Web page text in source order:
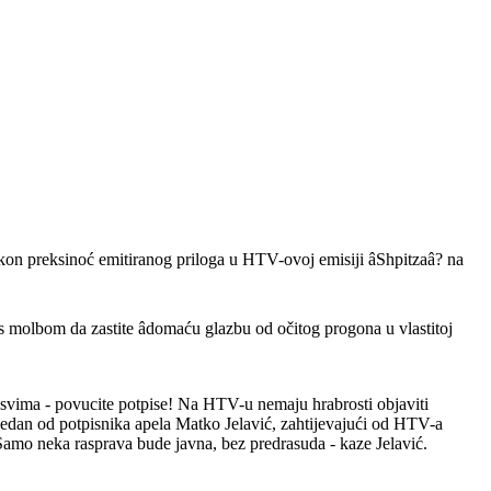
emitiranog priloga u HTV-ovoj emisiji âShpitzaâ? na
da zastite âdomaću glazbu od očitog progona u vlastitoj
- povucite potpise! Na HTV-u nemaju hrabrosti objaviti
od potpisnika apela Matko Jelavić, zahtijevajući od HTV-a
neka rasprava bude javna, bez predrasuda - kaze Jelavić.